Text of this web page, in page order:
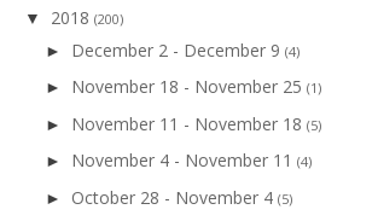
▼ 2018 (200)
► December 2 - December 9 (4)
► November 18 - November 25 (1)
► November 11 - November 18 (5)
► November 4 - November 11 (4)
► October 28 - November 4 (5)